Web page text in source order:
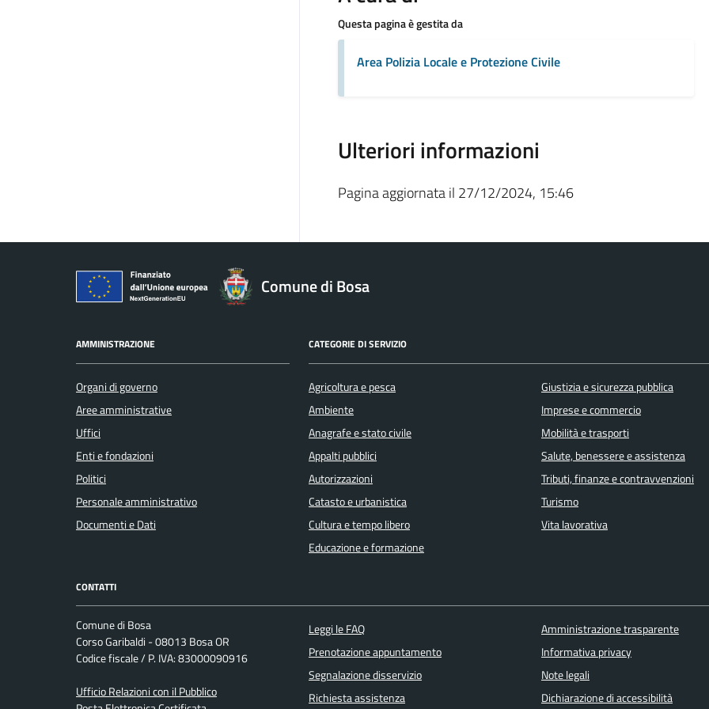
Questa pagina è gestita da
Area Polizia Locale e Protezione Civile
Ulteriori informazioni
Pagina aggiornata il 27/12/2024, 15:46
Comune di Bosa
AMMINISTRAZIONE
Organi di governo
Aree amministrative
Uffici
Enti e fondazioni
Politici
Personale amministrativo
Documenti e Dati
CATEGORIE DI SERVIZIO
Agricoltura e pesca
Ambiente
Anagrafe e stato civile
Appalti pubblici
Autorizzazioni
Catasto e urbanistica
Cultura e tempo libero
Educazione e formazione
Giustizia e sicurezza pubblica
Imprese e commercio
Mobilità e trasporti
Salute, benessere e assistenza
Tributi, finanze e contravvenzioni
Turismo
Vita lavorativa
CONTATTI
Comune di Bosa
Corso Garibaldi - 08013 Bosa OR
Codice fiscale / P. IVA: 83000090916
Ufficio Relazioni con il Pubblico
Leggi le FAQ
Prenotazione appuntamento
Segnalazione disservizio
Richiesta assistenza
Amministrazione trasparente
Informativa privacy
Note legali
Dichiarazione di accessibilità